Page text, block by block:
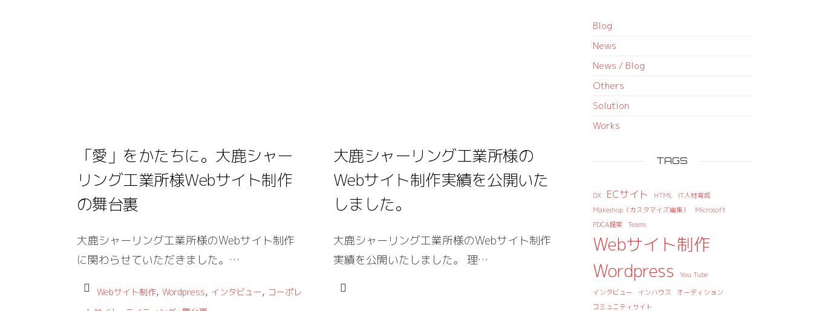
「愛」をかたちに。大鹿シャー
リング工業所様Webサイト制作
の舞台裏
大鹿シャーリング工業所様のWebサイト制作
に関わらせていただきました。…
Webサイト制作, Wordpress, インタビュー, コーポレ
大鹿シャーリング工業所様の
Webサイト制作実績を公開いた
しました。
大鹿シャーリング工業所様のWebサイト制作
実績を公開いたしました。 理…
Blog
News
News / Blog
Others
Solution
Works
TAGS
DX ECサイト HTML
IT人材育成
Makeshop（カスタマイズ編集）
Microsoft
PDCA提案
Teams
Webサイト制作
Wordpress
You Tube
インタビュー インハウス
オーディション
コミュニティサイト